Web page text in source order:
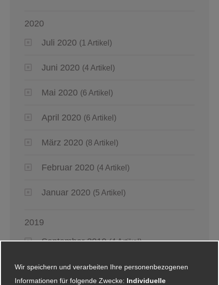
2020
Juli 2020 (1 Artikel)
Juni 2020 (4 Artikel)
Mai 2020 (6 Artikel)
April 2020 (6 Artikel)
März 2020 (8 Artikel)
Februar 2020 (4 Artikel)
Januar 2020 (5 Artikel)
2019
September 2019 (4 Artikel)
August 2019 (4 Artikel)
Wir speichern und verarbeiten Ihre personenbezogenen
Informationen für folgende Zwecke: Individuelle